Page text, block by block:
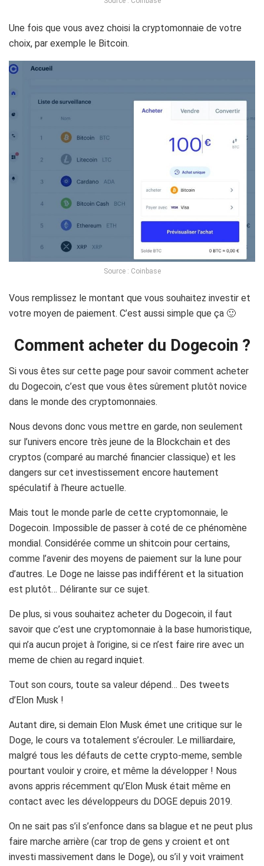
Une fois que vous avez choisi la cryptomonnaie de votre
choix, par exemple le Bitcoin.
Source : Coinbase
Vous remplissez le montant que vous souhaitez investir et
votre moyen de paiement. C’est aussi simple que ça 🙂
Comment acheter du Dogecoin ?
Si vous êtes sur cette page pour savoir comment acheter
du Dogecoin, c’est que vous êtes sûrement plutôt novice
dans le monde des cryptomonnaies.
Nous devons donc vous mettre en garde, non seulement
sur l’univers encore très jeune de la Blockchain et des
cryptos (comparé au marché financier classique) et les
dangers sur cet investissement encore hautement
spéculatif à l’heure actuelle.
Mais tout le monde parle de cette cryptomonnaie, le
Dogecoin. Impossible de passer à coté de ce phénomène
mondial. Considérée comme un shitcoin pour certains,
comme l’avenir des moyens de paiement sur la lune pour
d’autres. Le Doge ne laisse pas indifférent et la situation
est plutôt… Délirante sur ce sujet.
De plus, si vous souhaitez acheter du Dogecoin, il faut
savoir que c’est une cryptomonnaie à la base humoristique,
qui n’a aucun projet à l’origine, si ce n’est faire rire avec un
meme de chien au regard inquiet.
Tout son cours, toute sa valeur dépend… Des tweets
d’Elon Musk !
Autant dire, si demain Elon Musk émet une critique sur le
Doge, le cours va totalement s’écrouler. Le milliardaire,
malgré tous les défauts de cette crypto-meme, semble
pourtant vouloir y croire, et même la développer ! Nous
avons appris récemment qu’Elon Musk était même en
contact avec les développeurs du DOGE depuis 2019.
On ne sait pas s’il s’enfonce dans sa blague et ne peut plus
faire marche arrière (car trop de gens y croient et ont
investi massivement dans le Doge), ou s’il y voit vraiment